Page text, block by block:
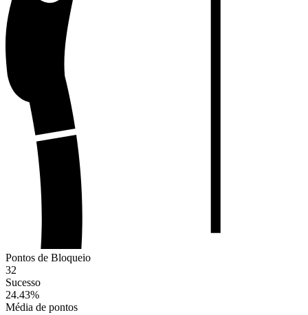
Pontos de Bloqueio
32
Sucesso
24.43%
Média de pontos